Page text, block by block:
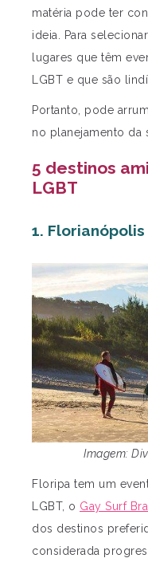
matéria pode ter
ideia. Para
lugares que têm
LGBT e que são
Portanto, pode
no planejamento da
5 destinos
LGBT
1. Florianópolis
Imagem:
Floripa tem um
LGBT, o Gay Surf
dos destinos
considerada